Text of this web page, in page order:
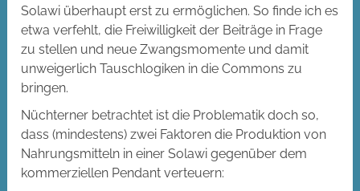
Solawi überhaupt erst zu ermöglichen. So finde ich es
etwa verfehlt, die Freiwilligkeit der Beiträge in Frage
zu stellen und neue Zwangsmomente und damit
unweigerlich Tauschlogiken in die Commons zu
bringen.
Nüchterner betrachtet ist die Problematik doch so,
dass (mindestens) zwei Faktoren die Produktion von
Nahrungsmitteln in einer Solawi gegenüber dem
kommerziellen Pendant verteuern: